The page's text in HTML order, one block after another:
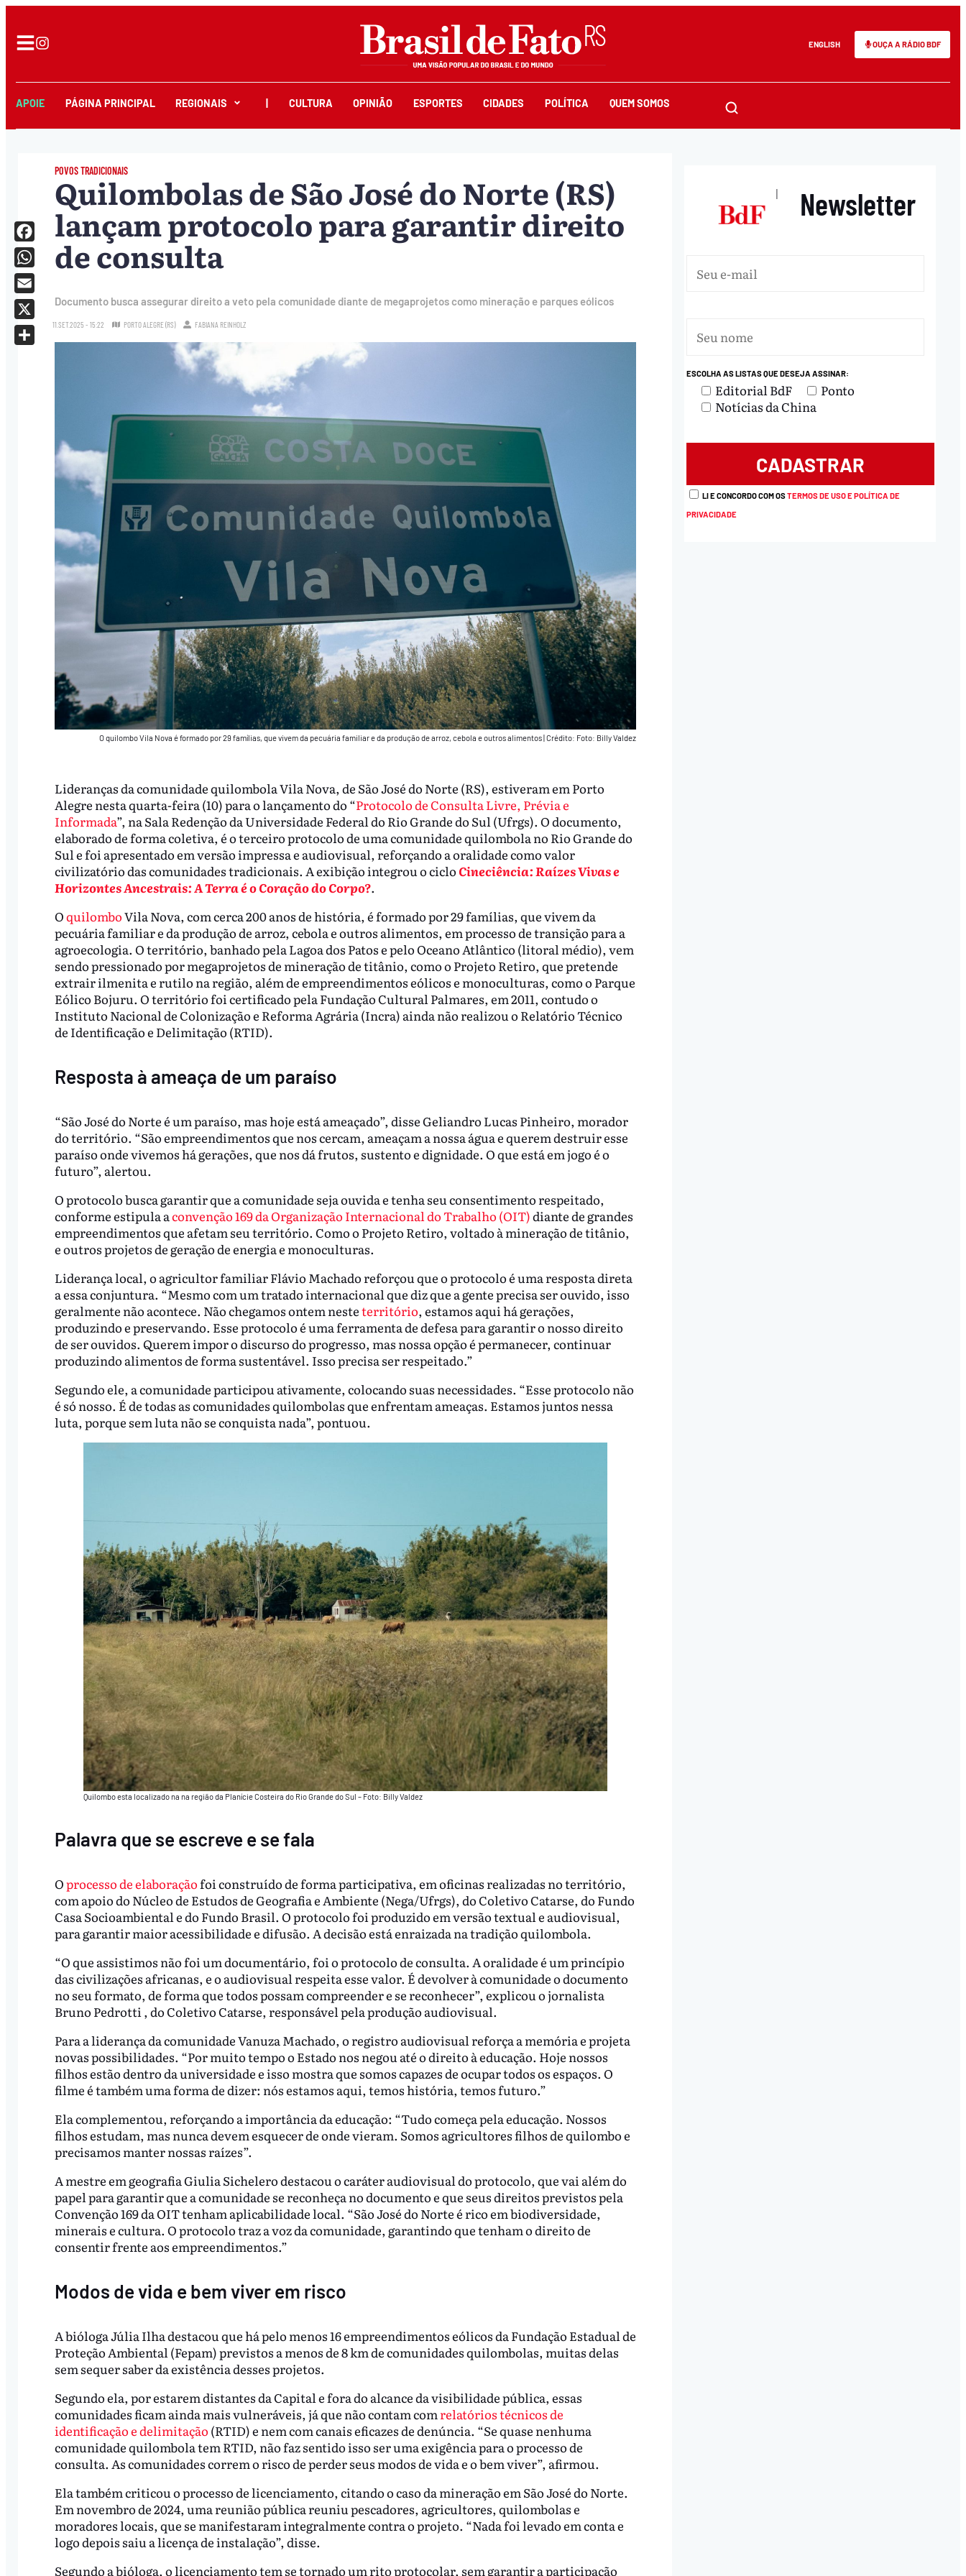
ENGLISH OUÇA A RÁDIO BDF
APOIE PÁGINA PRINCIPAL REGIONAIS CULTURA OPINIÃO ESPORTES CIDADES POLÍTICA QUEM SOMOS
POVOS TRADICIONAIS
Quilombolas de São José do Norte (RS)
lançam protocolo para garantir direito
de consulta
Documento busca assegurar direito a veto pela comunidade diante de megaprojetos como mineração e parques eólicos
11.SET.2025 - 15:22 PORTO ALEGRE (RS) FABIANA REINHOLZ
O quilombo Vila Nova é formado por 29 famílias, que vivem da pecuária familiar e da produção de arroz, cebola e outros alimentos|Crédito: Foto: Billy Valdez
Lideranças da comunidade quilombola Vila Nova, de São José do Norte (RS), estiveram em Porto
Alegre nesta quarta-feira (10) para o lançamento do “Protocolo de Consulta Livre, Prévia e
Informada”, na Sala Redenção da Universidade Federal do Rio Grande do Sul (Ufrgs). O documento,
elaborado de forma coletiva, é o terceiro protocolo de uma comunidade quilombola no Rio Grande do
Sul e foi apresentado em versão impressa e audiovisual, reforçando a oralidade como valor
civilizatório das comunidades tradicionais. A exibição integrou o cicloCineciência: Raízes Vivas e
Horizontes Ancestrais: A Terra é o Coração do Corpo?.
OquilomboVila Nova, com cerca 200 anos de história, é formado por 29 famílias, que vivem da
pecuária familiar e da produção de arroz, cebola e outros alimentos, em processo de transição para a
agroecologia. O território, banhado pela Lagoa dos Patos e pelo Oceano Atlântico (litoral médio), vem
sendo pressionado por megaprojetos de mineração de titânio, como o Projeto Retiro, que pretende
extrair ilmenita e rutilo na região, além de empreendimentos eólicos e monoculturas, como o Parque
Eólico Bojuru. O território foi certificado pela Fundação Cultural Palmares, em 2011, contudo o
Instituto Nacional de Colonização e Reforma Agrária (Incra) ainda não realizou o Relatório Técnico
de Identificação e Delimitação (RTID).
Resposta à ameaça de um paraíso
“São José do Norte é um paraíso, mas hoje está ameaçado”, disse Geliandro Lucas Pinheiro, morador
do território. “São empreendimentos que nos cercam, ameaçam a nossa água e querem destruir esse
paraíso onde vivemos há gerações, que nos dá frutos, sustento e dignidade. O que está em jogo é o
futuro”, alertou.
O protocolo busca garantir que a comunidade seja ouvida e tenha seu consentimento respeitado,
conforme estipula aconvenção 169 da Organização Internacional do Trabalho (OIT)diante de grandes
empreendimentos que afetam seu território. Como o Projeto Retiro, voltado à mineração de titânio,
e outros projetos de geração de energia e monoculturas.
Liderança local, o agricultor familiar Flávio Machado reforçou que o protocolo é uma resposta direta
a essa conjuntura. “Mesmo com um tratado internacional que diz que a gente precisa ser ouvido, isso
geralmente não acontece. Não chegamos ontem nesteterritório, estamos aqui há gerações,
produzindo e preservando. Esse protocolo é uma ferramenta de defesa para garantir o nosso direito
de ser ouvidos. Querem impor o discurso do progresso, mas nossa opção é permanecer, continuar
produzindo alimentos de forma sustentável. Isso precisa ser respeitado.”
Segundo ele, a comunidade participou ativamente, colocando suas necessidades. “Esse protocolo não
é só nosso. É de todas as comunidades quilombolas que enfrentam ameaças. Estamos juntos nessa
luta, porque sem luta não se conquista nada”, pontuou.
Quilombo esta localizado na na região da Planície Costeira do Rio Grande do Sul – Foto: Billy Valdez
Palavra que se escreve e se fala
Oprocesso de elaboraçãofoi construído de forma participativa, em oficinas realizadas no território,
com apoio do Núcleo de Estudos de Geografia e Ambiente (Nega/Ufrgs), do Coletivo Catarse, do Fundo
Casa Socioambiental e do Fundo Brasil. O protocolo foi produzido em versão textual e audiovisual,
para garantir maior acessibilidade e difusão. A decisão está enraizada na tradição quilombola.
“O que assistimos não foi um documentário, foi o protocolo de consulta. A oralidade é um princípio
das civilizações africanas, e o audiovisual respeita esse valor. É devolver à comunidade o documento
no seu formato, de forma que todos possam compreender e se reconhecer”, explicou o jornalista
Bruno Pedrotti , do Coletivo Catarse, responsável pela produção audiovisual.
Para a liderança da comunidade Vanuza Machado, o registro audiovisual reforça a memória e projeta
novas possibilidades. “Por muito tempo o Estado nos negou até o direito à educação. Hoje nossos
filhos estão dentro da universidade e isso mostra que somos capazes de ocupar todos os espaços. O
filme é também uma forma de dizer: nós estamos aqui, temos história, temos futuro.”
Ela complementou, reforçando a importância da educação: “Tudo começa pela educação. Nossos
filhos estudam, mas nunca devem esquecer de onde vieram. Somos agricultores filhos de quilombo e
precisamos manter nossas raízes”.
A mestre em geografia Giulia Sichelero destacou o caráter audiovisual do protocolo, que vai além do
papel para garantir que a comunidade se reconheça no documento e que seus direitos previstos pela
Convenção 169 da OIT tenham aplicabilidade local. “São José do Norte é rico em biodiversidade,
minerais e cultura. O protocolo traz a voz da comunidade, garantindo que tenham o direito de
consentir frente aos empreendimentos.”
Modos de vida e bem viver em risco
A bióloga Júlia Ilha destacou que há pelo menos 16 empreendimentos eólicos da Fundação Estadual de
Proteção Ambiental (Fepam) previstos a menos de 8 km de comunidades quilombolas, muitas delas
sem sequer saber da existência desses projetos.
Segundo ela, por estarem distantes da Capital e fora do alcance da visibilidade pública, essas
comunidades ficam ainda mais vulneráveis, já que não contam com relatórios técnicos de
identificação e delimitação (RTID) e nem com canais eficazes de denúncia. “Se quase nenhuma
comunidade quilombola tem RTID, não faz sentido isso ser uma exigência para o processo de
consulta. As comunidades correm o risco de perder seus modos de vida e o bem viver”, afirmou.
Ela também criticou o processo de licenciamento, citando o caso da mineração em São José do Norte.
Em novembro de 2024, uma reunião pública reuniu pescadores, agricultores, quilombolas e
moradores locais, que se manifestaram integralmente contra o projeto. “Nada foi levado em conta e
logo depois saiu a licença de instalação”, disse.
Segundo a bióloga, o licenciamento tem se tornado um rito protocolar, sem garantir a participação
Facebook
WhatsApp
Email
X
| Newsletter
ESCOLHA AS LISTAS QUE DESEJA ASSINAR:
Editorial BdF
Ponto
Notícias da China
LI E CONCORDO COM OSTERMOS DE USO E POLÍTICA DE
PRIVACIDADE